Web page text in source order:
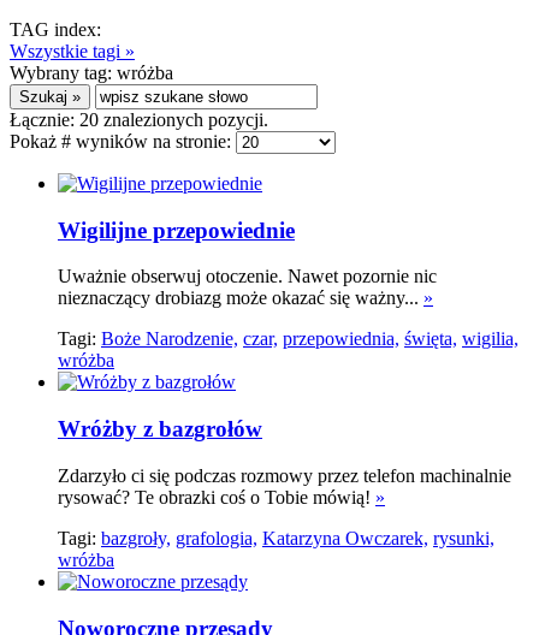
TAG index:
Wszystkie tagi »
Wybrany tag: wróżba
Łącznie: 20 znalezionych pozycji.
Pokaż # wyników na stronie:
Wigilijne przepowiednie
Uważnie obserwuj otoczenie. Nawet pozornie nic
nieznaczący drobiazg może okazać się ważny... »
Tagi: Boże Narodzenie, czar, przepowiednia, święta, wigilia,
wróżba
Wróżby z bazgrołów
Zdarzyło ci się podczas rozmowy przez telefon machinalnie
rysować? Te obrazki coś o Tobie mówią! »
Tagi: bazgroły, grafologia, Katarzyna Owczarek, rysunki,
wróżba
Noworoczne przesądy